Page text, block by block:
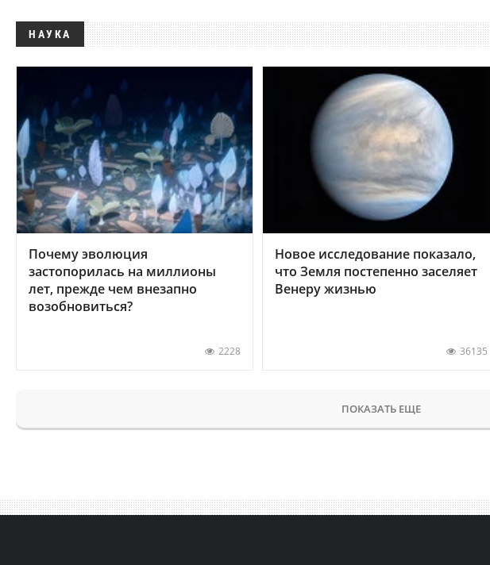
НАУКА
Почему эволюция
застопорилась на миллионы
лет, прежде чем внезапно
возобновиться?
2228
Новое исследование показало,
что Земля постепенно заселяет
Венеру жизнью
36135
ПОКАЗАТЬ ЕЩЕ